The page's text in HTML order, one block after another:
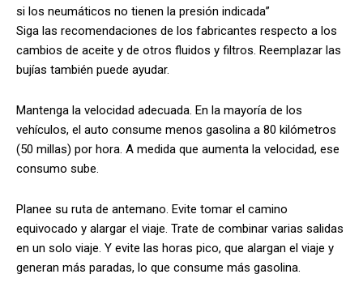
si los neumáticos no tienen la presión indicada”
Siga las recomendaciones de los fabricantes respecto a los
cambios de aceite y de otros fluidos y filtros. Reemplazar las
bujías también puede ayudar.
Mantenga la velocidad adecuada. En la mayoría de los
vehículos, el auto consume menos gasolina a 80 kilómetros
(50 millas) por hora. A medida que aumenta la velocidad, ese
consumo sube.
Planee su ruta de antemano. Evite tomar el camino
equivocado y alargar el viaje. Trate de combinar varias salidas
en un solo viaje. Y evite las horas pico, que alargan el viaje y
generan más paradas, lo que consume más gasolina.